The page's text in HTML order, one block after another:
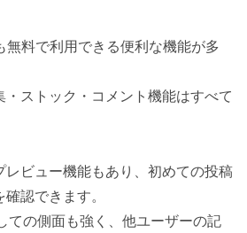
無料で利用できる便利な機能が多
ストック・コメント機能はすべて
レビュー機能もあり、初めての投稿
認できます。
ての側面も強く、他ユーザーの記